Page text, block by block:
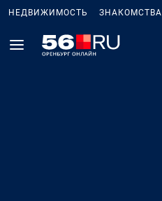
НЕДВИЖИМОСТЬ ЗНАКОМСТВА